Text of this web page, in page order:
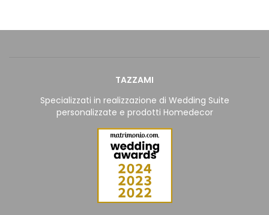
TAZZAMI
Specializzati in realizzazione di Wedding Suite
personalizzate e prodotti Homedecor